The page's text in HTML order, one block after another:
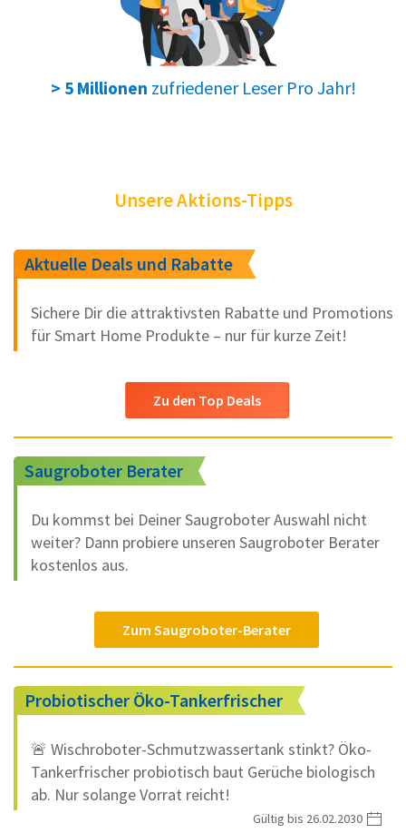
> 5 Millionen zufriedener Leser Pro Jahr!
Unsere Aktions-Tipps
Aktuelle Deals und Rabatte
Sichere Dir die attraktivsten Rabatte und Promotions
für Smart Home Produkte – nur für kurze Zeit!
Zu den Top Deals
Saugroboter Berater
Du kommst bei Deiner Saugroboter Auswahl nicht
weiter? Dann probiere unseren Saugroboter Berater
kostenlos aus.
Zum Saugroboter-Berater
Probiotischer Öko-Tankerfrischer
🚨 Wischroboter-Schmutzwassertank stinkt? Öko-
Tankerfrischer probiotisch baut Gerüche biologisch
ab. Nur solange Vorrat reicht!
Gültig bis 26.02.2030